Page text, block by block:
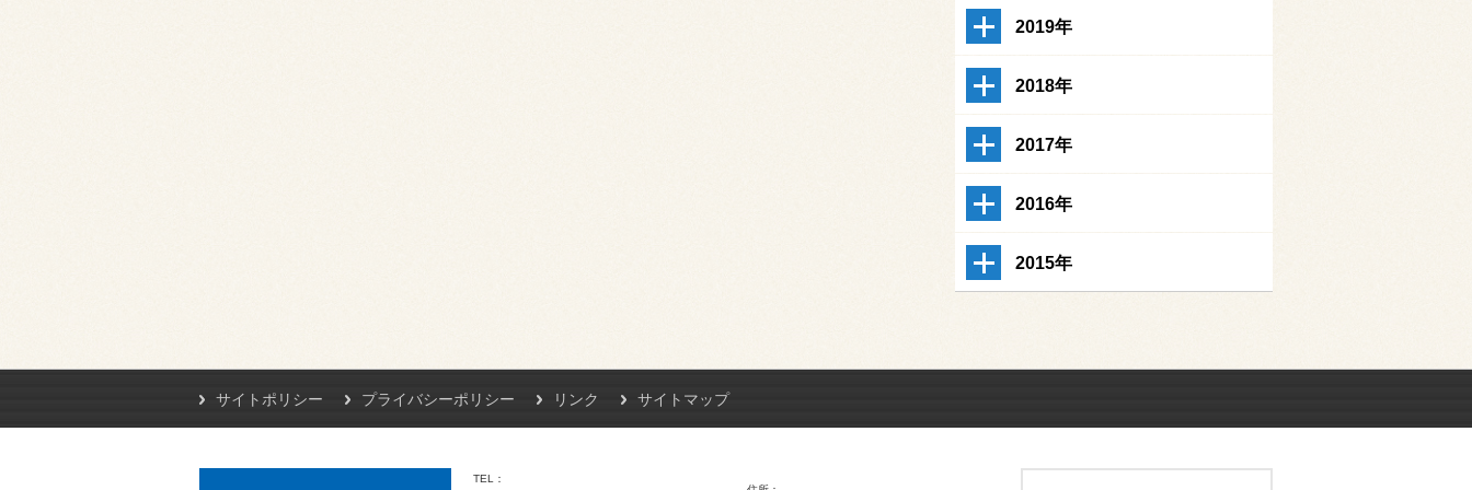
2019年
2018年
2017年
2016年
2015年
サイトポリシー プライバシーポリシー リンク サイトマップ
TEL